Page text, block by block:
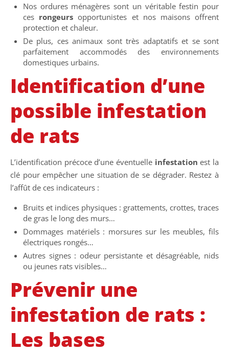
Nos ordures ménagères sont un véritable festin pour
ces rongeurs opportunistes et nos maisons offrent
protection et chaleur.
De plus, ces animaux sont très adaptatifs et se sont
parfaitement accommodés des environnements
domestiques urbains.
Identification d’une
possible infestation
de rats
L’identification précoce d’une éventuelle infestation est la
clé pour empêcher une situation de se dégrader. Restez à
l’affût de ces indicateurs :
Bruits et indices physiques : grattements, crottes, traces
de gras le long des murs…
Dommages matériels : morsures sur les meubles, fils
électriques rongés…
Autres signes : odeur persistante et désagréable, nids
ou jeunes rats visibles…
Prévenir une
infestation de rats :
Les bases